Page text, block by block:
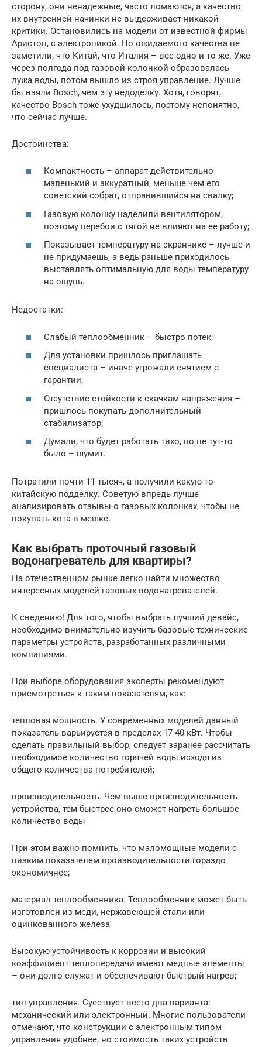
сторону, они ненадежные, часто ломаются, а качество
их внутренней начинки не выдерживает никакой
критики. Остановились на модели от известной фирмы
Аристон, с электроникой. Но ожидаемого качества не
заметили, что Китай, что Италия – все одно и то же. Уже
через полгода под газовой колонкой образовалась
лужа воды, потом вышло из строя управление. Лучше
бы взяли Bosch, чем эту недоделку. Хотя, говорят,
качество Bosch тоже ухудшилось, поэтому непонятно,
что сейчас лучше.
Достоинства:
Компактность – аппарат действительно
маленький и аккуратный, меньше чем его
советский собрат, отправившийся на свалку;
Газовую колонку наделили вентилятором,
поэтому перебои с тягой не влияют на ее работу;
Показывает температуру на экранчике – лучше и
не придумаешь, а ведь раньше приходилось
выставлять оптимальную для воды температуру
на ощупь.
Недостатки:
Слабый теплообменник – быстро потек;
Для установки пришлось приглашать
специалиста – иначе угрожали снятием с
гарантии;
Отсутствие стойкости к скачкам напряжения –
пришлось покупать дополнительный
стабилизатор;
Думали, что будет работать тихо, но не тут-то
было – шумит.
Потратили почти 11 тысяч, а получили какую-то
китайскую подделку. Советую впредь лучше
анализировать отзывы о газовых колонках, чтобы не
покупать кота в мешке.
Как выбрать проточный газовый
водонагреватель для квартиры?
На отечественном рынке легко найти множество
интересных моделей газовых водонагревателей.
К сведению! Для того, чтобы выбрать лучший девайс,
необходимо внимательно изучить базовые технические
параметры устройств, разработанных различными
компаниями.
При выборе оборудования эксперты рекомендуют
присмотреться к таким показателям, как:
тепловая мощность. У современных моделей данный
показатель варьируется в пределах 17-40 кВт. Чтобы
сделать правильный выбор, следует заранее рассчитать
необходимое количество горячей воды исходя из
общего количества потребителей;
производительность. Чем выше производительность
устройства, тем быстрее оно сможет нагреть большое
количество воды
При этом важно помнить, что маломощные модели с
низким показателем производительности гораздо
экономичнее;
материал теплообменника. Теплообменник может быть
изготовлен из меди, нержавеющей стали или
оцинкованного железа
Высокую устойчивость к коррозии и высокий
коэффициент теплопередачи имеют медные элементы
– они долго служат и обеспечивают быстрый нагрев;
тип управления. Суествует всего два варианта:
механический или электронный. Многие пользователи
отмечают, что конструкции с электронным типом
управления удобнее, но стоимость таких устройств